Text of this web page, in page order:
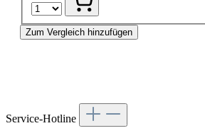
Zum Vergleich hinzufügen
Service-Hotline